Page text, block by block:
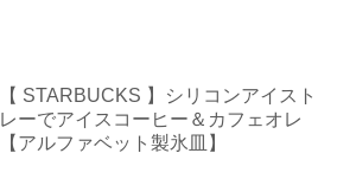
【 STARBUCKS 】シリコンアイスト
レーでアイスコーヒー＆カフェオレ
【アルファベット製氷皿】